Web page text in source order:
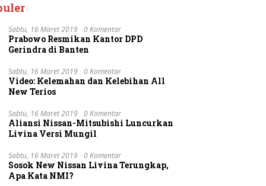
110
Sabtu, 16 Maret 2019 0 Komentar
Prabowo Resmikan Kantor DPD
Gerindra di Banten
Sabtu, 16 Maret 2019 0 Komentar
Video: Kelemahan dan Kelebihan All
New Terios
Sabtu, 16 Maret 2019 0 Komentar
Aliansi Nissan-Mitsubishi Luncurkan
Livina Versi Mungil
Sabtu, 16 Maret 2019 0 Komentar
Sosok New Nissan Livina Terungkap,
Apa Kata NMI?